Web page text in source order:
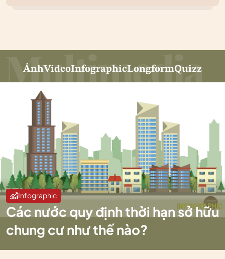
ẢnhVideoInfographicLongformQuizz
Infographic
Các nước quy định thời hạn sở hữu
chung cư như thế nào?